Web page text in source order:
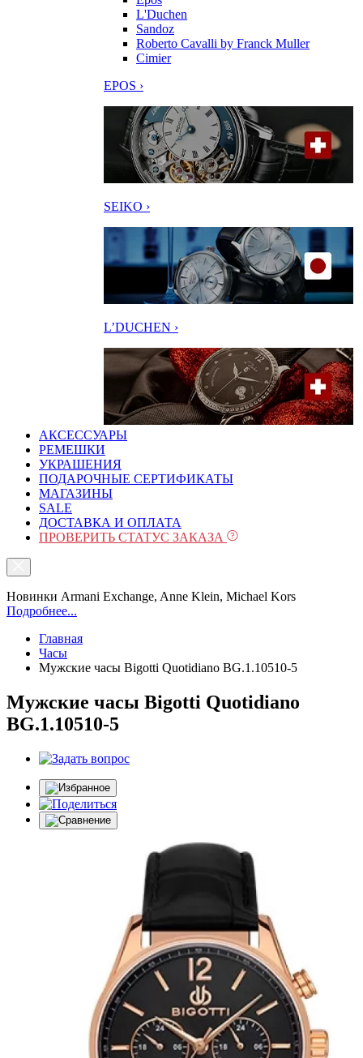
L'Duchen
Sandoz
Roberto Cavalli by Franck Muller
Cimier
EPOS ›
SEIKO ›
L’DUCHEN ›
АКСЕССУАРЫ
РЕМЕШКИ
УКРАШЕНИЯ
ПОДАРОЧНЫЕ СЕРТИФИКАТЫ
МАГАЗИНЫ
SALE
ДОСТАВКА И ОПЛАТА
ПРОВЕРИТЬ СТАТУС ЗАКАЗА
Новинки Armani Exchange, Anne Klein, Michael Kors
Подробнее...
Главная
Часы
Мужские часы Bigotti Quotidiano BG.1.10510-5
Мужские часы Bigotti Quotidiano
BG.1.10510-5